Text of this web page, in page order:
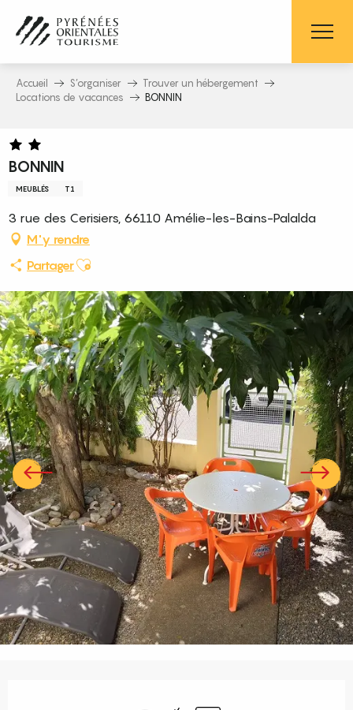
contenu
principal
Accueil S’organiser
Trouver un hébergement
Locations de vacances
BONNIN
BONNIN
MEUBLÉS T1
3 rue des Cerisiers, 66110 Amélie-les-Bains-Palalda
M'y rendre
PartagerAjouter aux favoris